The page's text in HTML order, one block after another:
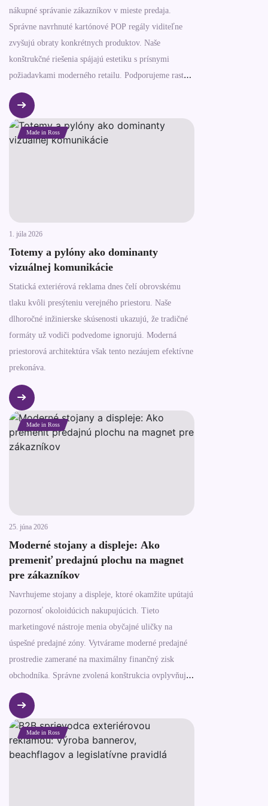
nákupné správanie zákazníkov v mieste predaja.
Správne navrhnuté kartónové POP regály viditeľne
zvyšujú obraty konkrétnych produktov. Naše
konštrukčné riešenia spájajú estetiku s prísnymi
požiadavkami moderného retailu. Podporujeme rast
predajov a zároveň plníme náročné ESG ciele. Každý
konštrukčný detail prispôsobujeme nákupnej
psychológii.
Made in Ross
1. júla 2026
Totemy a pylóny ako dominanty
vizuálnej komunikácie
Statická exteriérová reklama dnes čelí obrovskému
tlaku kvôli presýteniu verejného priestoru. Naše
dlhoročné inžinierske skúsenosti ukazujú, že tradičné
formáty už vodiči podvedome ignorujú. Moderná
priestorová architektúra však tento nezáujem efektívne
prekonáva.
Made in Ross
25. júna 2026
Moderné stojany a displeje: Ako
premeniť predajnú plochu na magnet
pre zákazníkov
Navrhujeme stojany a displeje, ktoré okamžite upútajú
pozornosť okoloidúcich nakupujúcich. Tieto
marketingové nástroje menia obyčajné uličky na
úspešné predajné zóny. Vytvárame moderné predajné
prostredie zamerané na maximálny finančný zisk
obchodníka. Správne zvolená konštrukcia ovplyvňuje
správanie ľudí priamo pri regáloch.
Made in Ross